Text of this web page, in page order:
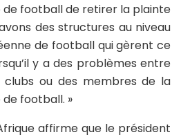
de football de retirer la plainte
des structures au niveau
de football qui gèrent ce
y a des problèmes entre
clubs ou des membres de la
football. »
affirme que le président